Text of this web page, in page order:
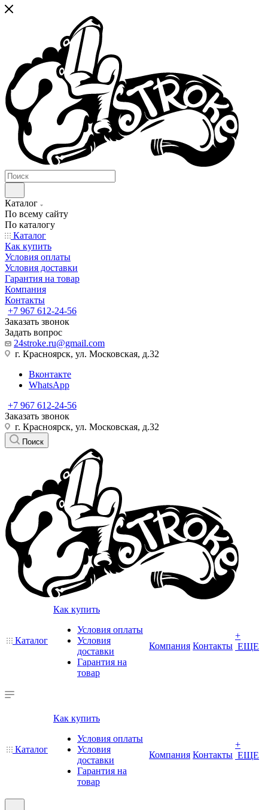
Каталог
По всему сайту
По каталогу
Каталог
Как купить
Условия оплаты
Условия доставки
Гарантия на товар
Компания
Контакты
+7 967 612-24-56
Заказать звонок
Задать вопрос
24stroke.ru@gmail.com
г. Красноярск, ул. Московская, д.32
Вконтакте
WhatsApp
+7 967 612-24-56
Заказать звонок
г. Красноярск, ул. Московская, д.32
Поиск
Каталог
Как купить
Условия оплаты
Условия
доставки
Гарантия на
товар
Компания Контакты
+
ЕЩЕ
Каталог
Как купить
Условия оплаты
Условия
доставки
Гарантия на
товар
Компания Контакты
+
ЕЩЕ